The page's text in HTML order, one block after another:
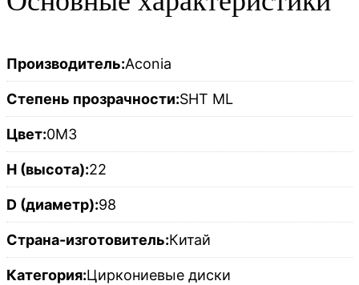
Производитель:Aconia
Степень прозрачности:SHT ML
Цвет:0M3
H (высота):22
D (диаметр):98
Страна-изготовитель:Китай
Категория:Циркониевые диски